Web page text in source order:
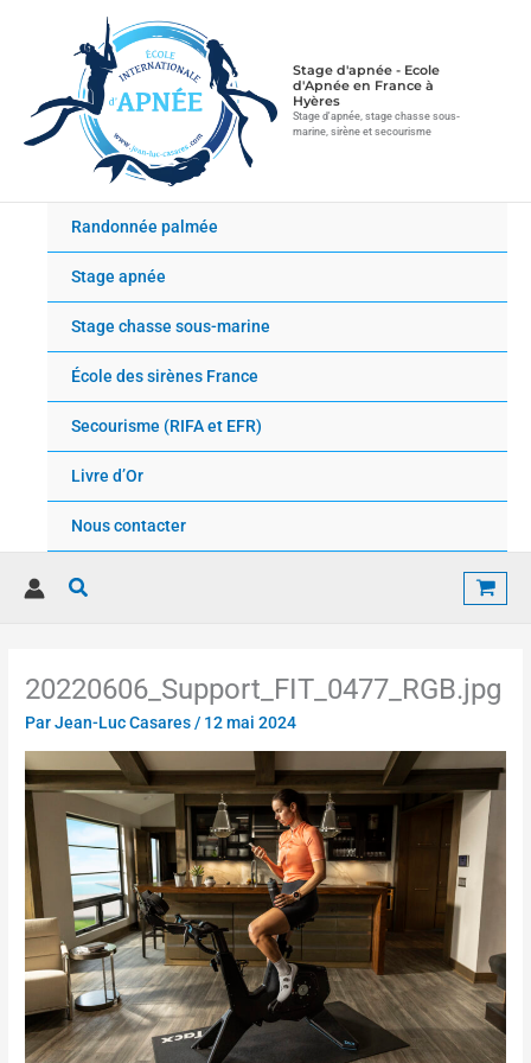
Stage d'apnée - Ecole
d'Apnée en France à
Hyères
Stage d'apnée, stage chasse sous-
marine, sirène et secourisme
Randonnée palmée
Stage apnée
Stage chasse sous-marine
École des sirènes France
Secourisme (RIFA et EFR)
Livre d’Or
Nous contacter
Rechercher
20220606_Support_FIT_0477_RGB.jpg
ParJean-Luc Casares/ 12 mai 2024